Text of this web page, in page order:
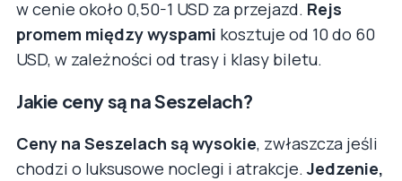
w cenie około 0,50-1 USD za przejazd. Rejs
promem między wyspami kosztuje od 10 do 60
USD, w zależności od trasy i klasy biletu.
Jakie ceny są na Seszelach?
Ceny na Seszelach są wysokie, zwłaszcza jeśli
chodzi o luksusowe noclegi i atrakcje.Jedzenie,